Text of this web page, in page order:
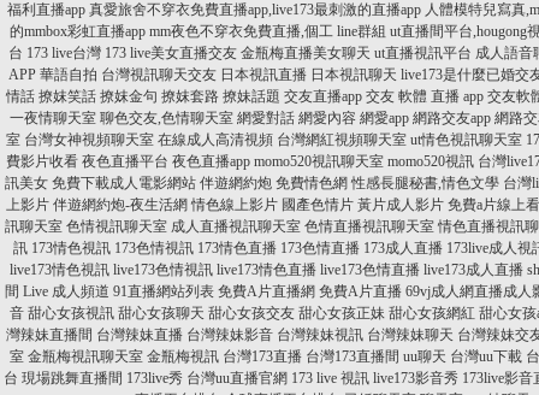
福利直播app 真愛旅舍不穿衣免費直播app,live173最刺激的直播app 人體模特兒寫真
的mmbox彩虹直播app mm夜色不穿衣免費直播,個工 line群組 ut直播間平台,hougong
台 173 live台灣 173 live美女直播交友 金瓶梅直播美女聊天 ut直播視訊平台 成人語音
APP 華語自拍 台灣視訊聊天交友 日本視訊直播 日本視訊聊天 live173是什麼已婚交
情話 撩妺笑話 撩妺金句 撩妺套路 撩妹話題 交友直播app 交友 軟體 直播 app 交友軟
一夜情聊天室 聊色交友,色情聊天室 網愛對話 網愛內容 網愛app 網路交友app 網路
室 台灣女神視頻聊天室 在線成人高清視頻 台灣網紅視頻聊天室 ut情色視訊聊天室
費影片收看 夜色直播平台 夜色直播app momo520視訊聊天室 momo520視訊 台灣
訊美女 免費下載成人電影網站 伴遊網約炮 免費情色網 性感長腿秘書,情色文學 台灣
上影片 伴遊網約炮-夜生活網 情色線上影片 國產色情片 黃片成人影片 免費a片線上看
訊聊天室 色情視訊聊天室 成人直播視訊聊天室 色情直播視訊聊天室 情色直播視訊
訊 173情色視訊 173色情視訊 173情色直播 173色情直播 173成人直播 173live成人視
live173情色視訊 live173色情視訊 live173情色直播 live173色情直播 live173成人直播
間 Live 成人頻道 91直播網站列表 免費A片直播網 免費A片直播 69vj成人網直播成人
音 甜心女孩視訊 甜心女孩聊天 甜心女孩交友 甜心女孩正妹 甜心女孩網紅 甜心女孩
灣辣妹直播間 台灣辣妹直播 台灣辣妹影音 台灣辣妹視訊 台灣辣妹聊天 台灣辣妹交
室 金瓶梅視訊聊天室 金瓶梅視訊 台灣173直播 台灣173直播間 uu聊天 台灣uu下載
台 現場跳舞直播間 173live秀 台灣uu直播官網 173 live 視訊 live173影音秀 173live影音